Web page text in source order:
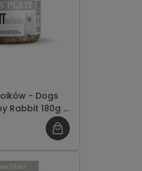
- Dogs
Rabbit 180g -
PLN